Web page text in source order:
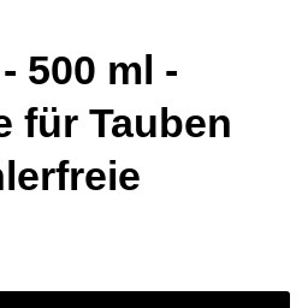
500 ml -
für Tauben